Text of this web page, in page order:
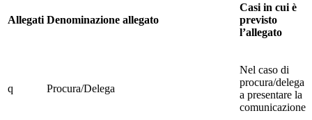
Allegati Denominazione allegato
Casi in cui è
previsto
l’allegato
q Procura/Delega
Nel caso di
procura/delega
a presentare la
comunicazione